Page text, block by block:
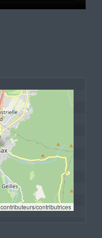
contributeurs/contributrices